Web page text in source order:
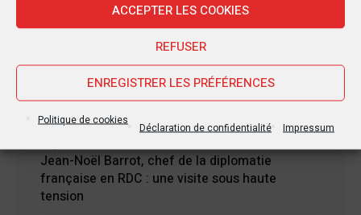
ACCEPTER LES COOKIES
REFUSER
ENREGISTRER LES PRÉFÉRENCES
Politique de cookies
Déclaration de confidentialité Impressum
Nouvelles Récentes
Jean-Noël Barrot, chef de la diplomatie
française en RDC : une visite sous haute
tension